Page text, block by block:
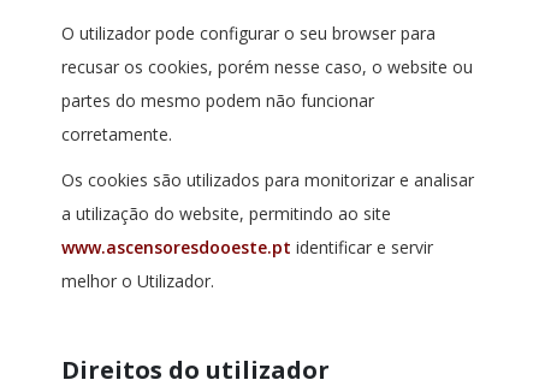
O utilizador pode configurar o seu browser para
recusar os cookies, porém nesse caso, o website ou
partes do mesmo podem não funcionar
corretamente.
Os cookies são utilizados para monitorizar e analisar
a utilização do website, permitindo ao site
www.ascensoresdooeste.pt identificar e servir
melhor o Utilizador.
Direitos do utilizador